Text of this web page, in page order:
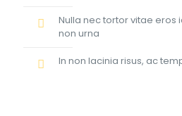
Nulla nec tortor vitae eros
non urna
In non lacinia risus, ac